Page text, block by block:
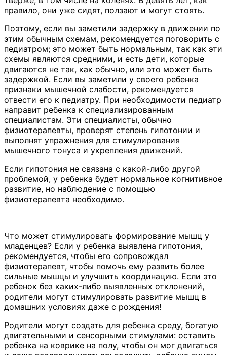
правило, они уже сидят, ползают и могут стоять.
Поэтому, если вы заметили задержку в движении по
этим обычным схемам, рекомендуется поговорить с
педиатром; это может быть нормальным, так как эти
схемы являются средними, и есть дети, которые
двигаются не так, как обычно, или это может быть
задержкой. Если вы заметили у своего ребенка
признаки мышечной слабости, рекомендуется
отвести его к педиатру. При необходимости педиатр
направит ребенка к специализированным
специалистам. Эти специалисты, обычно
физиотерапевты, проверят степень гипотонии и
выполнят упражнения для стимулирования
мышечного тонуса и укрепления движений.
Если гипотония не связана с какой-либо другой
проблемой, у ребенка будет нормальное когнитивное
развитие, но наблюдение с помощью
физиотерапевта необходимо.
Что может стимулировать формирование мышц у
младенцев? Если у ребенка выявлена гипотония,
рекомендуется, чтобы его сопровождал
физиотерапевт, чтобы помочь ему развить более
сильные мышцы и улучшить координацию. Если это
ребенок без каких-либо выявленных отклонений,
родители могут стимулировать развитие мышц в
домашних условиях даже с рождения!
Родители могут создать для ребенка среду, богатую
двигательными и сенсорными стимулами: оставить
ребенка на коврике на полу, чтобы он мог двигаться